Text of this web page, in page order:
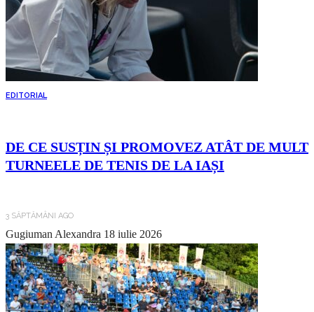
EDITORIAL
DE CE SUSȚIN ȘI PROMOVEZ ATÂT DE MULT
TURNEELE DE TENIS DE LA IAȘI
3 SĂPTĂMÂNI AGO
Gugiuman Alexandra 18 iulie 2026